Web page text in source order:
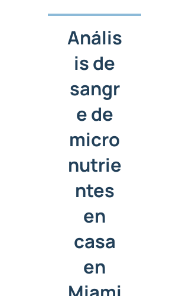
Anális
is de
sangr
e de
micro
nutrie
ntes
en
casa
en